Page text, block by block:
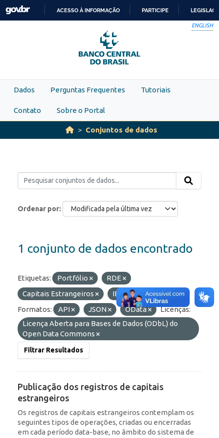
Skip to main content
PARA
O
CONTEÚDO
ACESSO À INFORMAÇÃO PARTICIPE
ENGLISH
Dados Perguntas Frequentes Tutoriais
Contato Sobre o Portal
Conjuntos de dados
Ordenar por
1 conjunto de dados encontrado
Etiquetas: Portfólio
RDE
Capitais Estrangeiros
IED
ROF
Formatos:
API JSON OData
Licenças:
Licença Aberta para Bases de Dados (ODbL) do
Open Data Commons
Filtrar Resultados
Publicação dos registros de capitais
estrangeiros
Os registros de capitais estrangeiros contemplam os
seguintes tipos de operações, criadas ou encerradas
em cada período data-base, no âmbito do sistema de